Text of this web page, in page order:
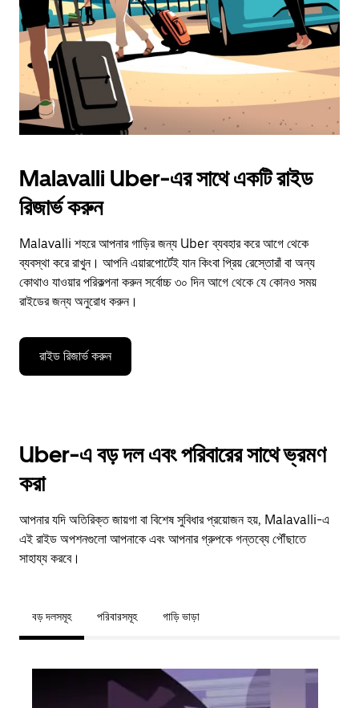
close
the
calendar.
Malavalli Uber-এর সাথে একটি রাইড
রিজার্ভ করুন
Malavalli শহরে আপনার গাড়ির জন্য Uber ব্যবহার করে আগে থেকে
ব্যবস্থা করে রাখুন। আপনি এয়ারপোর্টেই যান কিংবা প্রিয় রেস্তোরাঁ বা অন্য
কোথাও যাওয়ার পরিকল্পনা করুন সর্বোচ্চ ৩০ দিন আগে থেকে যে কোনও সময়
রাইডের জন্য অনুরোধ করুন।
রাইড রিজার্ভ করুন
Uber-এ বড় দল এবং পরিবারের সাথে ভ্রমণ
করা
আপনার যদি অতিরিক্ত জায়গা বা বিশেষ সুবিধার প্রয়োজন হয়, Malavalli-এ
এই রাইড অপশনগুলো আপনাকে এবং আপনার গ্রুপকে গন্তব্যে পৌঁছাতে
সাহায্য করবে।
বড় দলসমূহ পরিবারসমূহ গাড়ি ভাড়া